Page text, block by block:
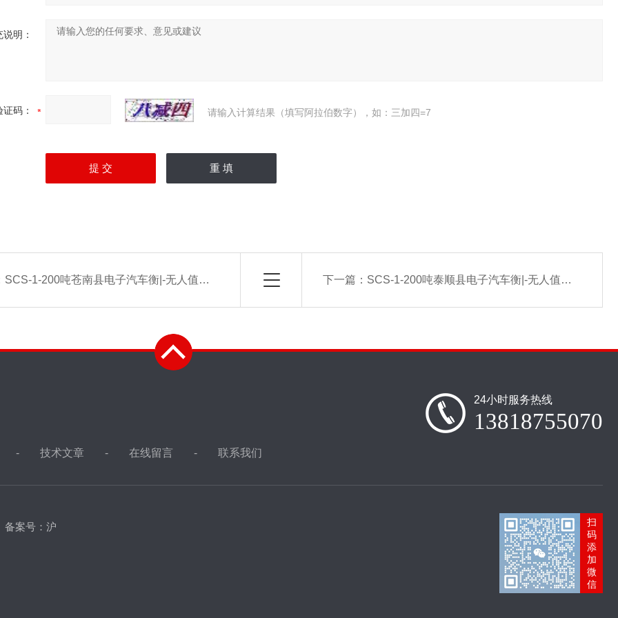
明：
证码： 请输入计算结果（填写阿拉伯数字），如：三加四=7
SCS-1-200吨苍南县电子汽车衡|-无人值守系统厂家 下一篇： SCS-1-200吨泰顺县电子汽车衡|-无人值守系统厂家
技术文章 在线留言 联系我们
24小时服务热线
13818755070
备案号：沪
扫
码
添
加
微
信